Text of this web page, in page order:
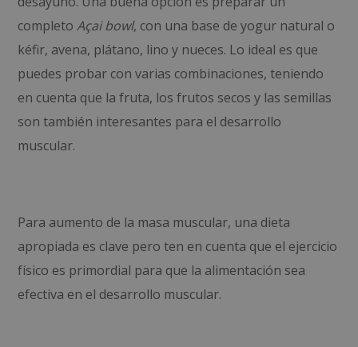
completoAçai bowl, con una base de yogur natural o
kéfir, avena, plátano, lino y nueces. Lo ideal es que
puedes probar con varias combinaciones, teniendo
en cuenta que la fruta, los frutos secos y las semillas
son también interesantes para el desarrollo
muscular.
Para aumento de la masa muscular, una dieta
apropiada es clave pero ten en cuenta que el ejercicio
físico es primordial para que la alimentación sea
efectiva en el desarrollo muscular.